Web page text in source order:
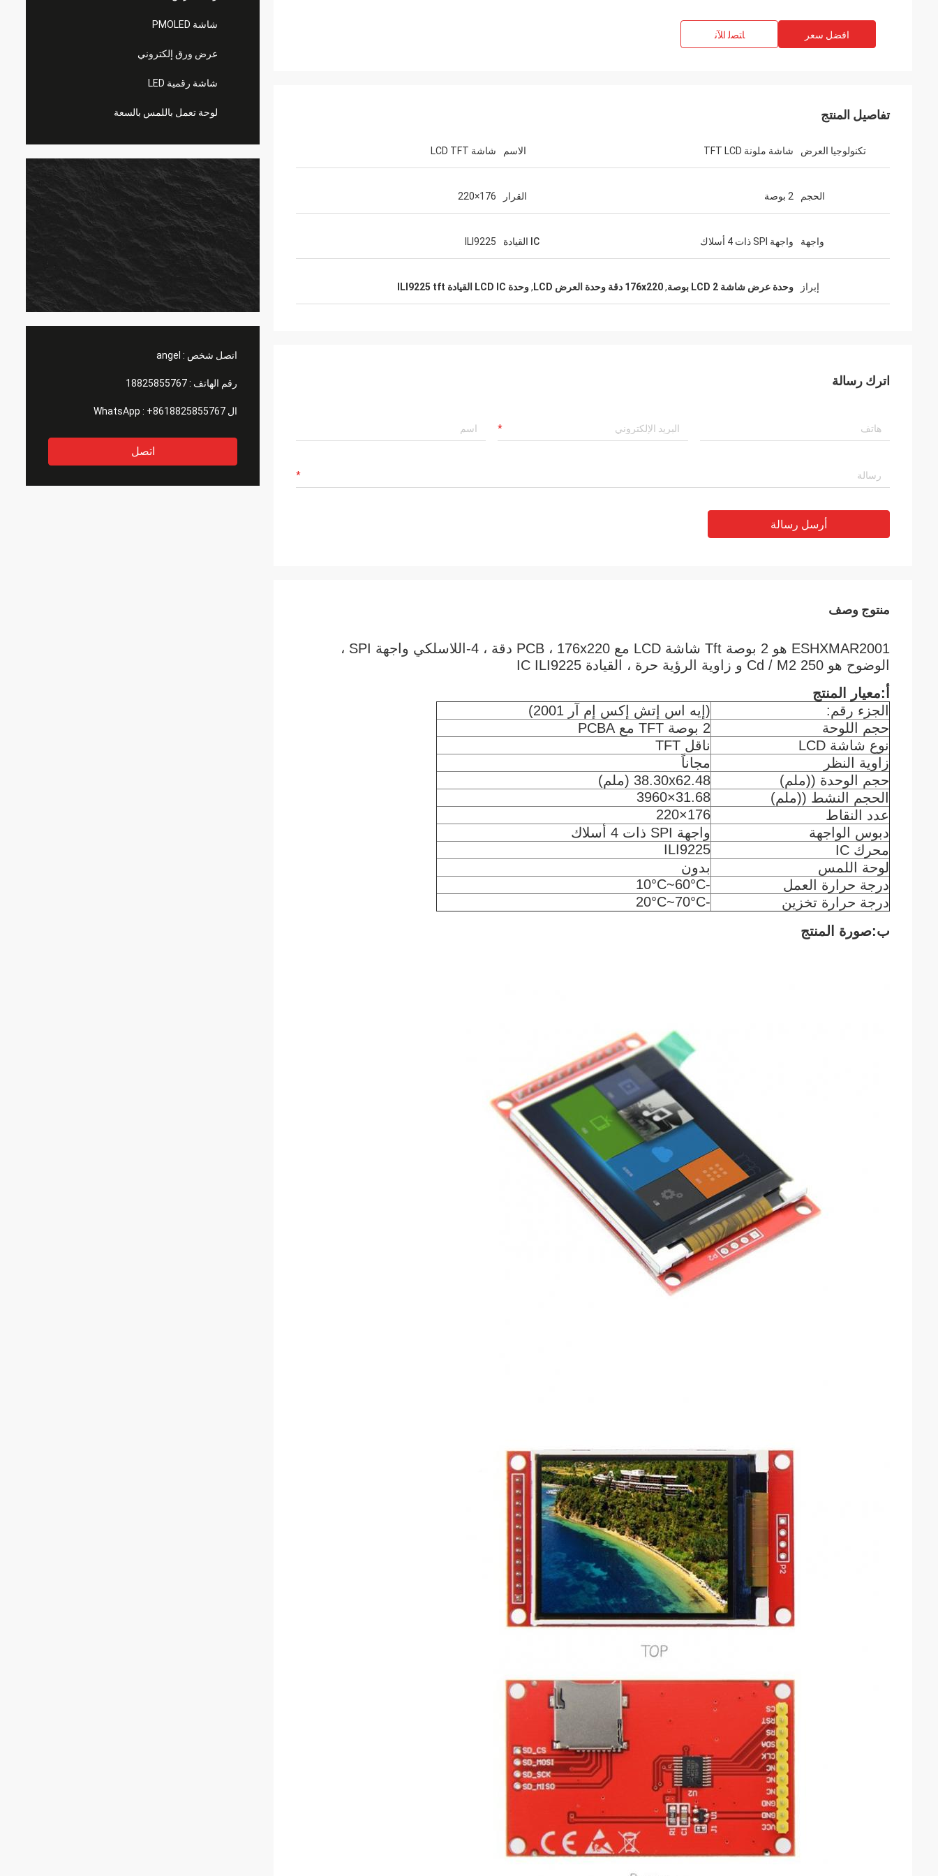
شاشة PMOLED
عرض ورق إلكتروني
شاشة رقمية LED
لوحة تعمل باللمس بالسعة
اتصل شخص : angel
رقم الهاتف :18825855767
ال WhatsApp : +8618825855767
اتصل
افضل سعر ﺎﺘﺼﻟ ﺍﻶﻧ
تفاصيل المنتج
تكنولوجيا العرض شاشة ملونة TFT LCD الاسم شاشة LCD TFT
الحجم 2 بوصة القرار 176×220
واجهة واجهة SPI ذات 4 أسلاك IC القيادة ILI9225
إبراز وحدة عرض شاشة LCD 2 بوصة ,176x220 دقة وحدة العرض LCD ,وحدة LCD IC القيادة ILI9225 tft
اترك رسالة
أرسل رسالة
منتوج وصف
ESHXMAR2001 هو 2 بوصة Tft شاشة LCD مع PCB ، 176x220 دقة ، 4-اللاسلكي واجهة SPI ،
الوضوح هو 250 Cd / M2 و زاوية الرؤية حرة ، القيادة IC ILI9225
أ:معيار المنتج
الجزء رقم:
(إيه اس إتش إكس إم آر 2001)
حجم اللوحة
2 بوصة TFT مع PCBA
نوع شاشة LCD
ناقل TFT
زاوية النظر
مجاناً
حجم الوحدة ((ملم)
38.30x62.48 (ملم)
الحجم النشط ((ملم)
31.68×3960
عدد النقاط
176×220
دبوس الواجهة
واجهة SPI ذات 4 أسلاك
محرك IC
ILI9225
لوحة اللمس
بدون
درجة حرارة العمل
-10°C~60°C
درجة حرارة تخزين
-20°C~70°C
ب:صورة المنتج